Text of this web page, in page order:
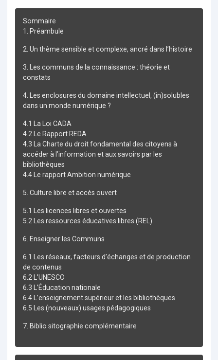
Sommaire
1. Préambule
2. Un thème sensible et complexe, ancré dans l’histoire
3. Les communs de la connaissance : théorie et
constats
4. Les enclosures du domaine intellectuel, (in)solubles
dans un monde numérique ?
4.1 La Loi CADA
4.2 Le Rapport REDA
4.3 La Charte du droit fondamental des citoyens à
accéder à l’information et aux savoirs par les
bibliothèques
4.4 Le rapport Ambition numérique
5. Culture libre et accès ouvert
5.1 Les licences libres et ouvertes
5.2 Les ressources éducatives libres (REL)
6. Enseigner les Communs
6.1 Les réseaux, facteurs d’échanges et de production
de contenus
6.2 L’UNESCO
6.3 L’Éducation nationale
6.4 L’enseignement supérieur et les bibliothèques
6.5 Les (nouveaux) usages pédagogiques
7. Biblio sitographie complémentaire